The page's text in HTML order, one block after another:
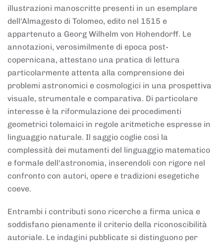
illustrazioni manoscritte presenti in un esemplare
dell'Almagesto di Tolomeo, edito nel 1515 e
appartenuto a Georg Wilhelm von Hohendorff. Le
annotazioni, verosimilmente di epoca post-
copernicana, attestano una pratica di lettura
particolarmente attenta alla comprensione dei
problemi astronomici e cosmologici in una prospettiva
visuale, strumentale e comparativa. Di particolare
interesse è la riformulazione dei procedimenti
geometrici tolemaici in regole aritmetiche espresse in
linguaggio naturale. Il saggio coglie così la
complessità dei mutamenti del linguaggio matematico
e formale dell'astronomia, inserendoli con rigore nel
confronto con autori, opere e tradizioni esegetiche
coeve.
Entrambi i contributi sono ricerche a firma unica e
soddisfano pienamente il criterio della riconoscibilità
autoriale. Le indagini pubblicate si distinguono per